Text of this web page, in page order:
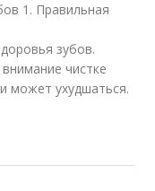
1. Правильная
зубов.
чистке
может ухудшаться.